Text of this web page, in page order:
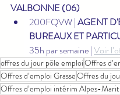
VALBONNE (06)
200FQVW | AGENT
BUREAUX ET
35h par semaine | Voir
offres du jour pôle emploiOffres
Offres d’emploi GrasseOffres du
Offres d’emploi intérim Alpes-